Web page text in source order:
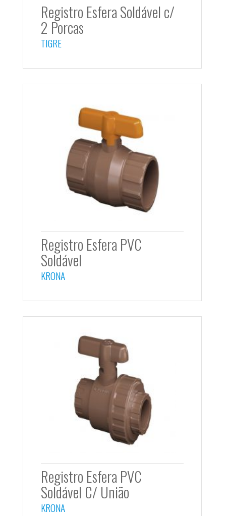
Registro Esfera Soldável c/
2 Porcas
TIGRE
Registro Esfera PVC
Soldável
KRONA
Registro Esfera PVC
Soldável C/ União
KRONA